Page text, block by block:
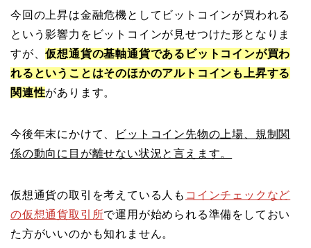
今回の上昇は金融危機としてビットコインが買われる
という影響力をビットコインが見せつけた形となりま
すが、仮想通貨の基軸通貨であるビットコインが買わ
れるということはそのほかのアルトコインも上昇する
関連性があります。
今後年末にかけて、
ビットコイン先物の上場、規制関
係の動向に目が離せない状況と言えます。
仮想通貨の取引を考えている人も コインチェックなど
の仮想通貨取引所で運用が始められる準備をしておい
た方がいいのかも知れません。